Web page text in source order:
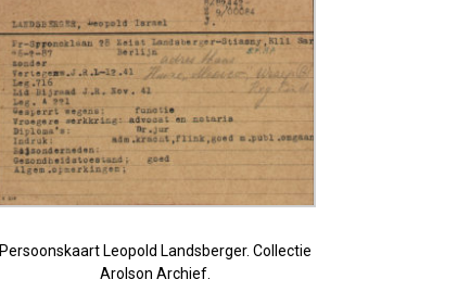
Persoonskaart Leopold Landsberger. Collectie
Arolson Archief.